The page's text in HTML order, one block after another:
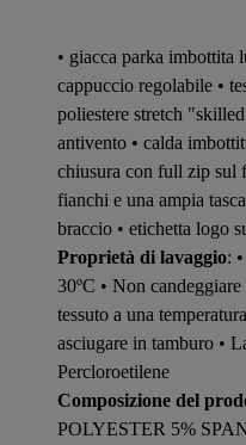
• giacca parka imbottita
cappuccio regolabile •
poliestere stretch
antivento • calda
chiusura con full zip sul
fianchi e una ampia
braccio • etichetta logo
Proprietà di lavaggio:
30ºC • Non
tessuto a una
asciugare in tamburo •
Percloroetilene
Composizione del
POLYESTER 5%